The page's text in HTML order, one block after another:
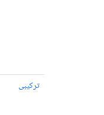
ترکیبی